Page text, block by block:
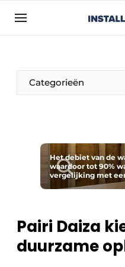
Aanmelden
Bedrijven
Contact
Installatie & Bouw
elektriciteit
Nieuwsbrief
Podcasts
Categorieën
Het debiet van de
waardoor tot 90%
vergelijking met
Pairi Daiza
duurzame